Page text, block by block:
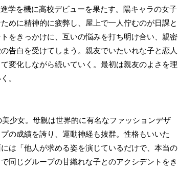
学を機に高校デビューを果たす。陽キャラの女子
めに精神的に疲弊し、屋上で一人佇むのが日課と
をきっかけに、互いの悩みを打ち明け合い、親密
告白を受けてしまう。親友でいたいれな子と恋人
変化しながら続いていく。最初は親友のよさを理
。
少女。母親は世界的に有名なファッションデザ
の成績を誇り、運動神経も抜群。性格もいいた
は「他人が求める姿を演じているだけで、本当の
同じグループの甘織れな子とのアクシデントをき